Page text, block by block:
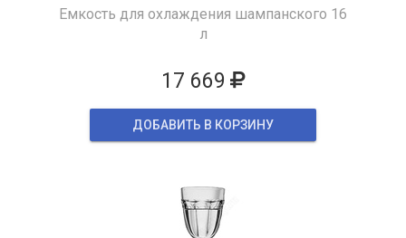
Емкость для охлаждения шампанского 16
л
17 669
ДОБАВИТЬ В КОРЗИНУ